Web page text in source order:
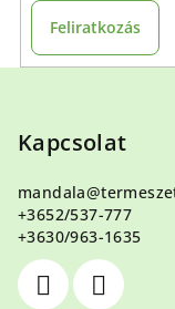
Feliratkozás
Kapcsolat
mandala@
+3652/537-777
+3630/963-1635